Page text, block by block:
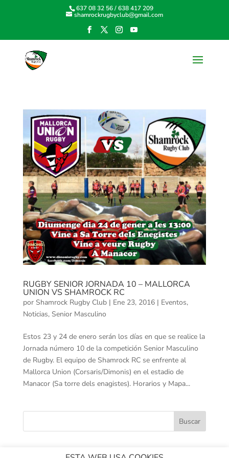
637 08 32 56/638 417 209
shamrockrugbyclub@gmail.com
RUGBY SENIOR JORNADA 10 – MALLORCA
UNION VS SHAMROCK RC
por Shamrock Rugby Club| Ene 23, 2016| Eventos,
Noticias, Senior Masculino
Estos 23 y 24 de enero serán los días en que se realice la
Jornada número 10 de la competición Senior Masculino
de Rugby. El equipo de Shamrock RC se enfrente al
Mallorca Union (Corsaris/Dimonis) en el estadio de
Manacor (Sa torre dels enagistes). Horarios y Mapa...